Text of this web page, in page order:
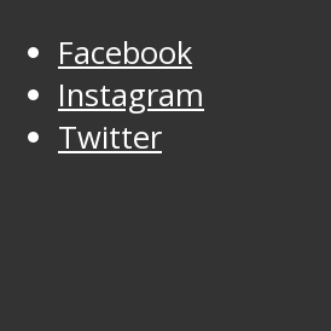
Facebook
Instagram
Twitter